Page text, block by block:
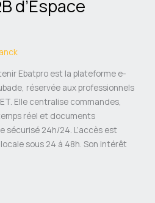
d’Espace
Ebatpro est la plateforme e-
réservée aux professionnels
Elle centralise commandes,
réel et documents
sécurisé 24h/24. L’accès est
sous 24 à 48h. Son intérêt